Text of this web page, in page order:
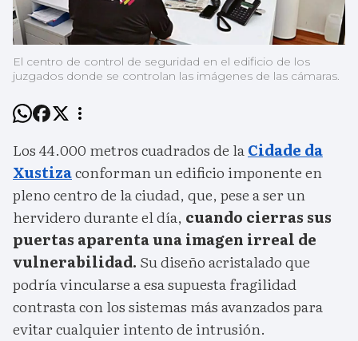
El centro de control de seguridad en el edificio de los
juzgados donde se controlan las imágenes de las cámaras.
Los 44.000 metros cuadrados de laCidade da
Xustizaconforman un edificio imponente en
pleno centro de la ciudad, que, pese a ser un
hervidero durante el día, cuando cierras sus
puertas aparenta una imagen irreal de
vulnerabilidad. Su diseño acristalado que
podría vincularse a esa supuesta fragilidad
contrasta con los sistemas más avanzados para
evitar cualquier intento de intrusión.